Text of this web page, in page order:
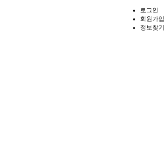
로그인
회원가입
정보찾기